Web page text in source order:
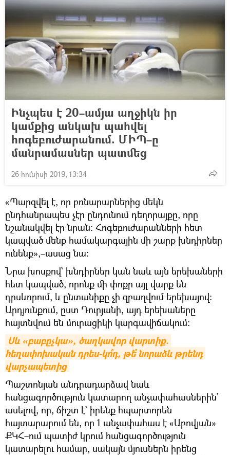
Ինչպես է 20–ամյա աղջիկն իր
կամքից անկախ պահվել
հոգեբուժարանում. ՄԻՊ–ը
մանրամասներ պատմեց
26 հունիսի 2019, 13:34
«Պարզվել է, որ բռնարարներից մեկն
ընդհանրապես չէր ընդունում դեղորայքը, որը
նշանակվել էր նրան։ Հոգեբուժարանների հետ
կապված մենք համակարգային մի շարք խնդիրներ
ունենք»,–ասաց նա։
Նրա խոսքով` խնդիրներ կան նաև այն երեխաների
հետ կապված, որոնք մի փոքր այլ վարք են
դրսևորում, և ընտանիքը չի զբաղվում երեխայով։
Արդյունքում, ըստ Դուրյանի, այդ երեխաները
հայտնվում են մուրացիկի կարգավիճակում։
Սև «բաբըչկա», ծաղկավոր վարտիք.
հեղափոխական դրես-կո՞դ, թե՞ նորաձև թրենդ
վարչապետից
Պաշտոնյան անդրադարձավ նաև
հանցագործություն կատարող անչափահասներին`
ասելով, որ, ճիշտ է` իրենք հպարտորեն
հայտարարում են, որ 1 անչափահաս է «Աբովյան»
ՔԿՀ–ում պատիժ կրում հանցագործություն
կատարելու համար, սակայն մյուսներն իրենց